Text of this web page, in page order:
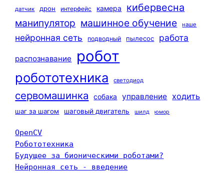
датчик дрон интерфейс камера кибервесна
манипулятор машинное обучение наше
нейронная сеть подводный пылесос работа
распознавание робот
робототехника светодиод
сервомашинка собака управление ходить
шаг за шагом шаговый двигатель шилд юмор
OpenCV
Робототехника
Будущее за бионическими роботами?
Нейронная сеть - введение